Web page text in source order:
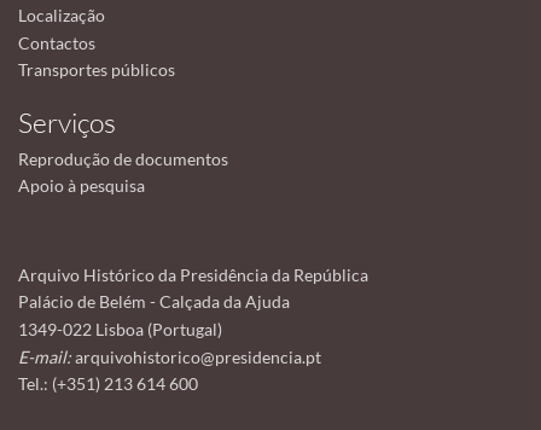
Localização
Contactos
Transportes públicos
Serviços
Reprodução de documentos
Apoio à pesquisa
Arquivo Histórico da Presidência da República
Palácio de Belém - Calçada da Ajuda
1349-022 Lisboa (Portugal)
E-mail:arquivohistorico@presidencia.pt
Tel.: (+351) 213 614 600